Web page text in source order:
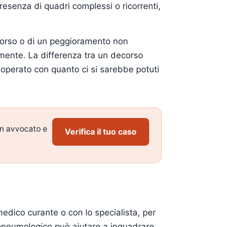
di quadri complessi o ricorrenti,
o di un peggioramento non
La differenza tra un decorso
con quanto ci si sarebbe potuti
avvocato e Verifica il tuo caso
curante o con lo specialista, per